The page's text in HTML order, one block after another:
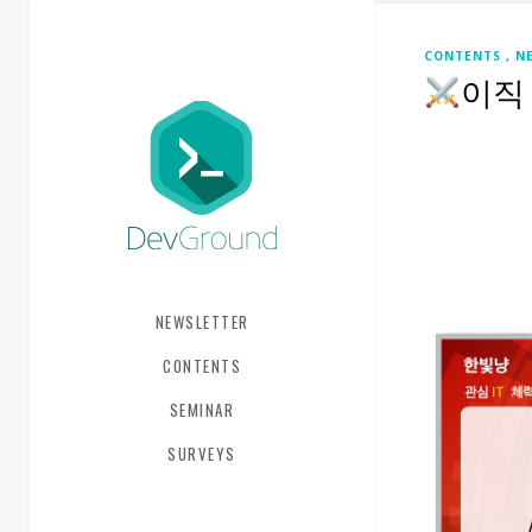
NEWSLETTER
CONTENTS
SEMINAR
SURVEYS
CONTENTS
이직